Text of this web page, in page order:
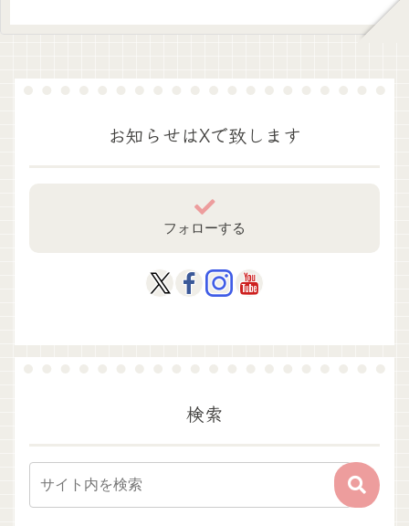
お知らせはXで致します
フォローする
検索